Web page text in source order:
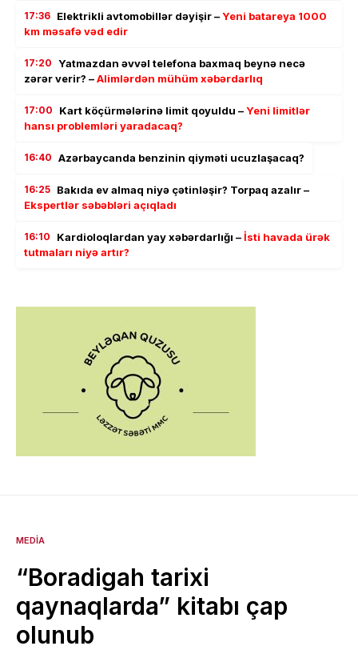
17:36 Elektrikli avtomobillər dəyişir –Yeni batareya 1000
km məsafə vəd edir
17:20 Yatmazdan əvvəl telefona baxmaq beynə necə
zərər verir? –Alimlərdən mühüm xəbərdarlıq
17:00 Kart köçürmələrinə limit qoyuldu –Yeni limitlər
hansı problemləri yaradacaq?
16:40 Azərbaycanda benzinin qiyməti ucuzlaşacaq?
16:25 Bakıda ev almaq niyə çətinləşir? Torpaq azalır –
Ekspertlər səbəbləri açıqladı
16:10 Kardioloqlardan yay xəbərdarlığı –İsti havada ürək
tutmaları niyə artır?
MEDIA
“Boradigah tarixi
qaynaqlarda” kitabı çap
olunub